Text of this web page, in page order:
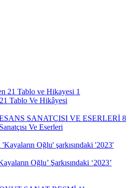
Tablo Ve Hikâyesi
Ve Eserleri
Oğlu’ Şarkısındaki ‘2023’